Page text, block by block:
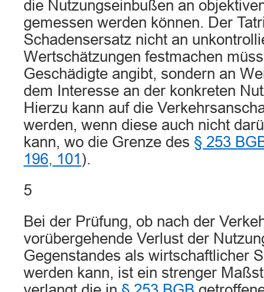
die Nutzungseinbußen an
gemessen werden können. Der
Schadensersatz nicht an
Wertschätzungen festmachen
Geschädigte angibt, sondern an
dem Interesse an der konkreten
Hierzu kann auf die
werden, wenn diese auch nicht
kann, wo die Grenze des § 253
196, 101 ).
5
Bei der Prüfung, ob nach der
vorübergehende Verlust der
Gegenstandes als wirtschaftlicher
werden kann, ist ein strenger